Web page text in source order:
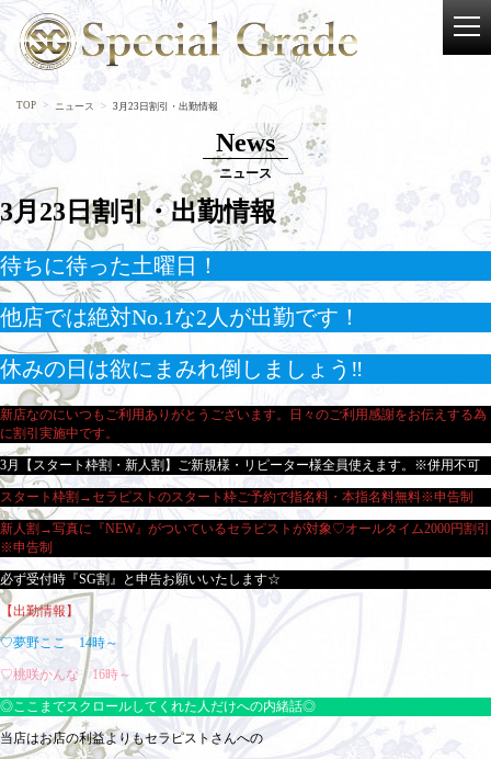
TOP ニュース 3月23日割引・出勤情報
News
ニュース
3月23日割引・出勤情報
待ちに待った土曜日！
他店では絶対No.1な2人が出勤です！
休みの日は欲にまみれ倒しましょう‼
新店なのにいつもご利用ありがとうございます。日々のご利用感謝をお伝えする為
に割引実施中です。
3月【スタート枠割・新人割】ご新規様・リピーター様全員使えます。※併用不可
スタート枠割→セラピストのスタート枠ご予約で指名料・本指名料無料※申告制
新人割→写真に『NEW』がついているセラピストが対象♡オールタイム2000円割引
※申告制
必ず受付時『SG割』と申告お願いいたします☆
【出勤情報】
♡夢野ここ 14時～
♡桃咲かんな 16時～
◎ここまでスクロールしてくれた人だけへの内緒話◎
当店はお店の利益よりもセラピストさんへの